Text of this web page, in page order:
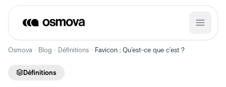
Aller
contenu
Osmova › Blog › Définitions › Favicon : Qu’est-ce que c’est ?
Définitions